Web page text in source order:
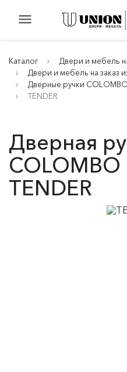
menu
Каталог
Двери и мебель
Двери и мебель на заказ
Дверные ручки COLOMBO
TENDER
Дверная
COLOMBO
TENDER